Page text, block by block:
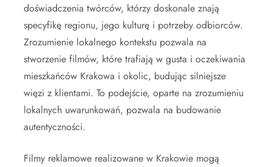
doświadczenia twórców, którzy doskonale znają
specyfikę regionu, jego kulturę i potrzeby odbiorców.
Zrozumienie lokalnego kontekstu pozwala na
stworzenie filmów, które trafiają w gusta i oczekiwania
mieszkańców Krakowa i okolic, budując silniejsze
więzi z klientami. To podejście, oparte na zrozumieniu
lokalnych uwarunkowań, pozwala na budowanie
autentyczności.
Filmy reklamowe realizowane w Krakowie mogą